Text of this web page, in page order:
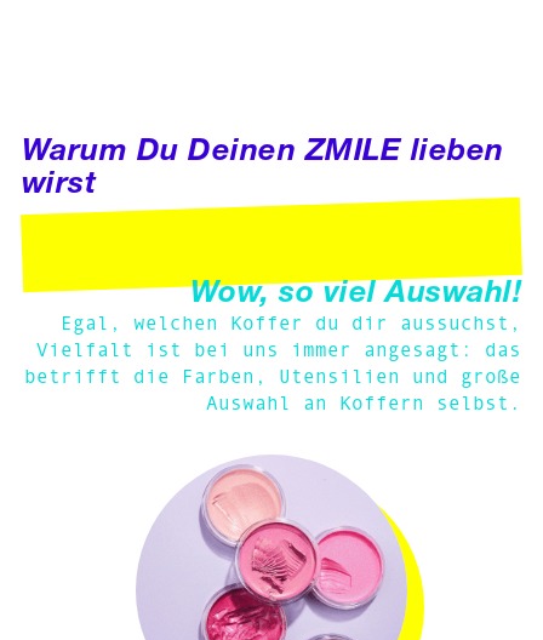
Warum Du Deinen ZMILE lieben
wirst
Wow, so viel Auswahl!
Egal, welchen Koffer du dir aussuchst,
Vielfalt ist bei uns immer angesagt: das
betrifft die Farben, Utensilien und große
Auswahl an Koffern selbst.